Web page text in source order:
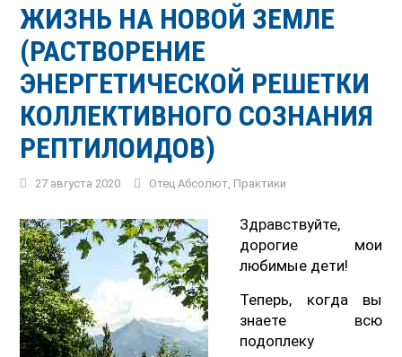
ЖИЗНЬ НА НОВОЙ ЗЕМЛЕ
(РАСТВОРЕНИЕ
ЭНЕРГЕТИЧЕСКОЙ РЕШЕТКИ
КОЛЛЕКТИВНОГО СОЗНАНИЯ
РЕПТИЛОИДОВ)
27 августа 2020 Отец Абсолют Практики
Здравствуйте,
дорогие мои
любимые дети!
Теперь, когда вы
знаете всю
подоплеку